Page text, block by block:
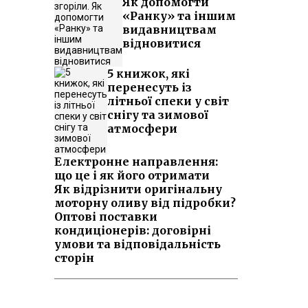
«Ранку» та іншим
видавництвам
відновитися
5 книжок, які
перенесуть із
літньої спеки у світ
снігу та зимової
атмосфери
Електронне направлення:
що це і як його отримати
Як відрізнити оригінальну
моторну оливу від підробки?
Оптові поставки
кондиціонерів: договірні
умови та відповідальність
сторін